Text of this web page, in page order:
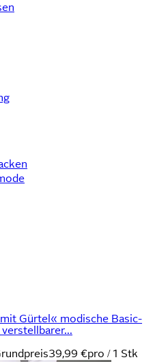
Gürtel« modische Basic-
39,99 €pro / 1 Stk